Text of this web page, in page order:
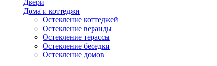
Двери
Дома и коттеджи
Остекление коттеджей
Остекление веранды
Остекление терассы
Остекление беседки
Остекление домов